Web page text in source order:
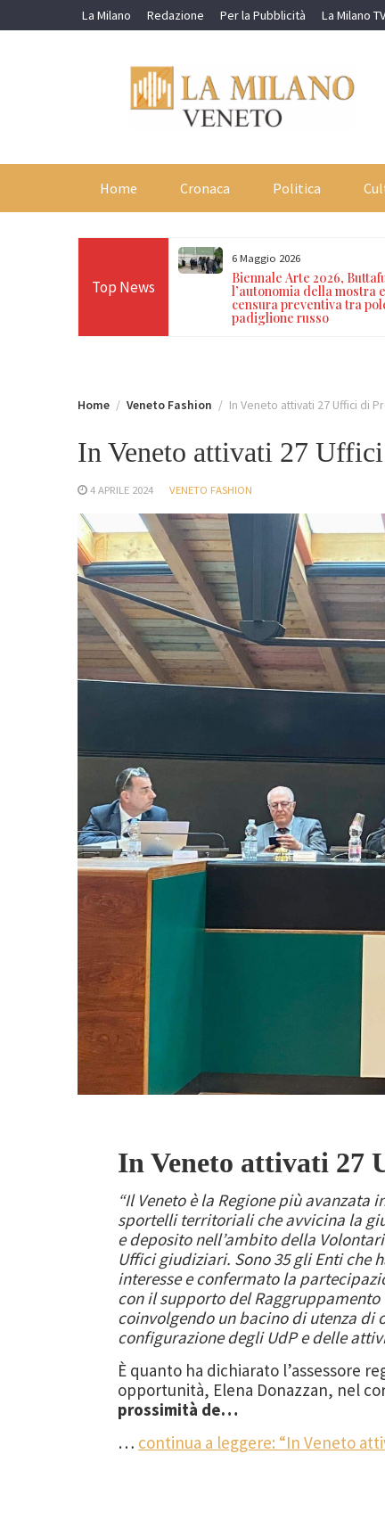
to
La Milano Redazione Per la Pubblicità La Milano TV
Home Cronaca Politica
Top News
Vicenza: chiusa una
nel quartiere di San
6 Maggio 2026
Biennale Arte 2026,
l’autonomia della mostra
censura preventiva tra
padiglione russo
Home Veneto Fashion In Veneto attivati 27 Uffici di
In Veneto attivati 27
4 APRILE 2024 VENETO FASHION
In Veneto attivati 27
“Il Veneto è la Regione più avanzata
sportelli territoriali che avvicina la
e deposito nell’ambito della
Uffici giudiziari. Sono 35 gli Enti che
interesse e confermato la
con il supporto del
coinvolgendo un bacino di utenza di
configurazione degli UdP e delle
È quanto ha dichiarato l’assessore
opportunità, Elena Donazzan, nel
prossimità de…
… continua a leggere: “In Veneto